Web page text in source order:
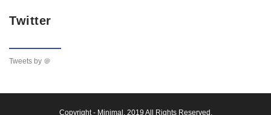
Twitter
Tweets by ＠
Copyright - Minimal , 2019 All Rights Reserved.